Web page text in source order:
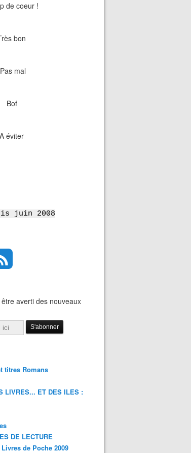
de coeur !
bon
Pas mal
Bof
A éviter
juin 2008
averti des nouveaux
titres Romans
LIVRES... ET DES ILES :
DE LECTURE
de Poche 2009